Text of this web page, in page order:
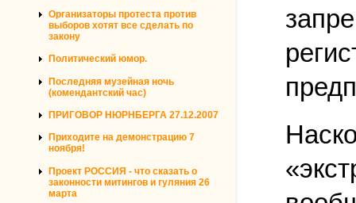
Организаторы протеста против
выборов хотят все сделать по
закону
Политический юмор.
Последняя музейная ночь
(комендантский час)
ПРИГОВОР НЮРНБЕРГА 27.12.2007
Приходите на демонстрацию 7
ноября!
Проект РОССИЯ - что сказать о
законности митингов и гуляния 26
марта